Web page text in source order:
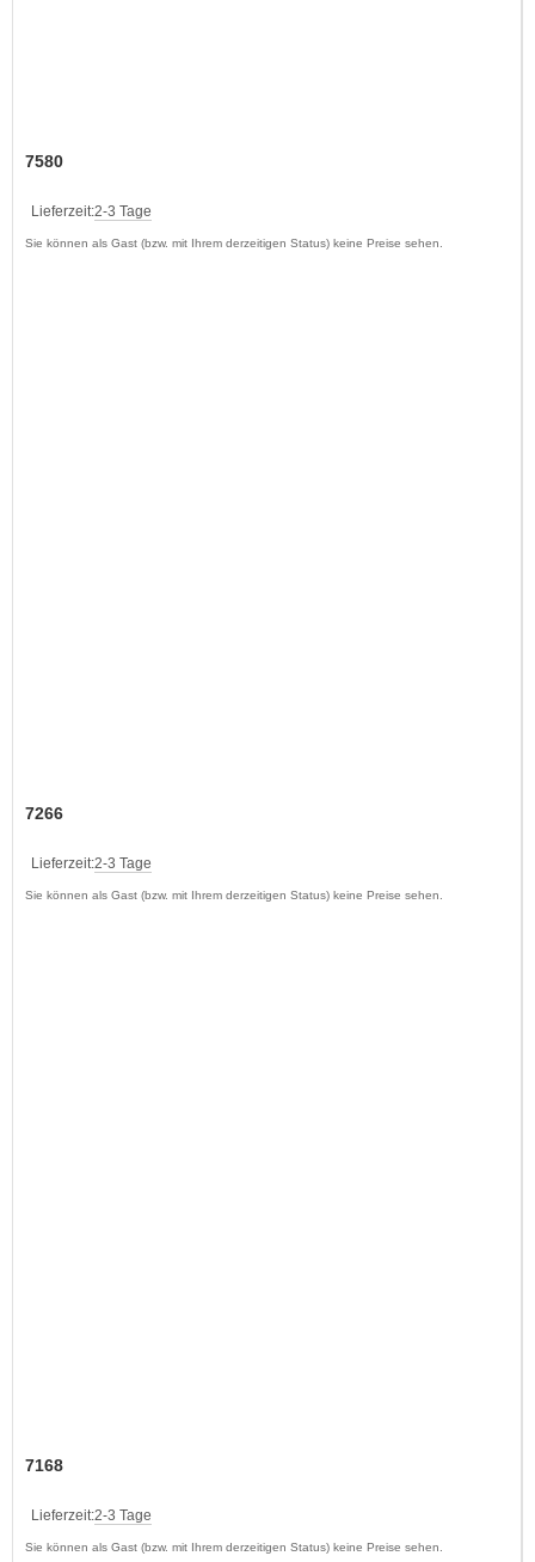
7580
Lieferzeit:2-3 Tage
Sie können als Gast (bzw. mit Ihrem derzeitigen Status) keine Preise sehen.
7266
Lieferzeit:2-3 Tage
Sie können als Gast (bzw. mit Ihrem derzeitigen Status) keine Preise sehen.
7168
Lieferzeit:2-3 Tage
Sie können als Gast (bzw. mit Ihrem derzeitigen Status) keine Preise sehen.